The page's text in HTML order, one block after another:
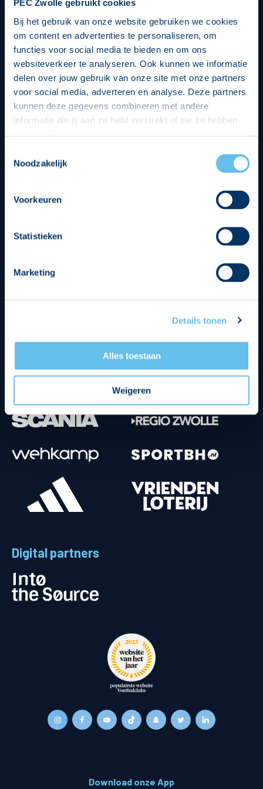
PEC Zwolle gebruikt cookies
Bij het gebruik van onze website gebruiken we cookies
om content en advertenties te personaliseren, om
functies voor social media te bieden en om ons
websiteverkeer te analyseren. Ook kunnen we informatie
delen over jouw gebruik van onze site met onze partners
voor social media, adverteren en analyse. Deze partners
kunnen deze gegevens combineren met andere
informatie die jij aan ze hebt verstrekt of die ze hebben
op een veilige en integere wijze. Je kunt je toestemming
beheren op de privacy- en cookieverklaring pagina.
Noodzakelijk
Voorkeuren
Statistieken
Marketing
Details tonen
Alles toestaan
Weigeren
Digital partners
Download onze App